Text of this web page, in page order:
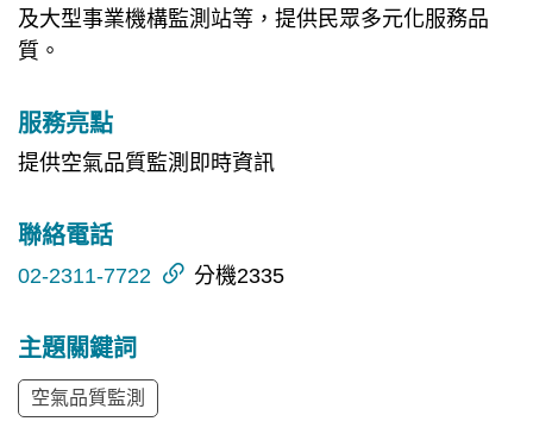
及大型事業機構監測站等，提供民眾多元化服務品
質。
服務亮點
提供空氣品質監測即時資訊
聯絡電話
02-2311-7722 分機2335
主題關鍵詞
空氣品質監測